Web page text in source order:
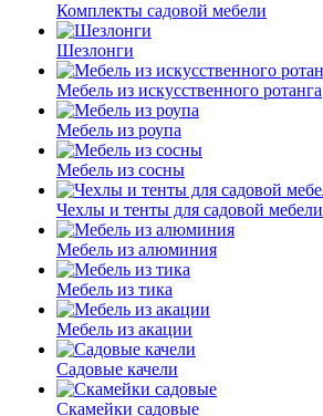
Комплекты садовой мебели
Шезлонги
Мебель из искусственного ротанга
Мебель из роупа
Мебель из сосны
Чехлы и тенты для садовой мебели
Мебель из алюминия
Мебель из тика
Мебель из акации
Садовые качели
Скамейки садовые